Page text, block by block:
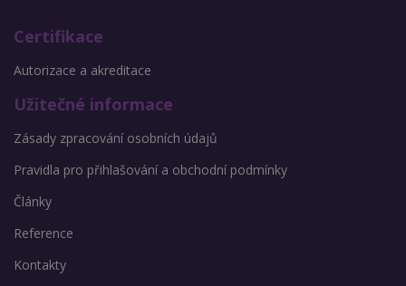
Certifikace
Autorizace a akreditace
Užitečné informace
Zásady zpracování osobních údajů
Pravidla pro přihlašování a obchodní podmínky
Články
Reference
Kontakty